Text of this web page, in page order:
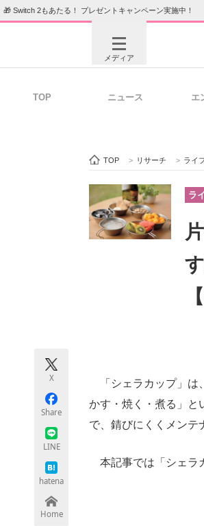
🎁 Switch 2もあたる！ プレゼントキャンペーン実施中！
メディア
ビジネスと働き方のヒ
ちょっと気になるネット
TOP ニュース エ
TOP > リサーチ > ライ
ラ
X
Share
LINE
hatena
Home
「シェラカップ」は
かす・焼く・煮る」と
で、錆びにくくメンテ
本記事では「シェラ